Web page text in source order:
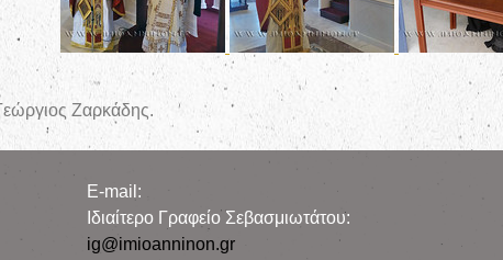
Ζαρκάδης.
E-mail:
Iδιαίτερο Γραφείο Σεβασμιωτάτου:
ig@imioanninon.gr